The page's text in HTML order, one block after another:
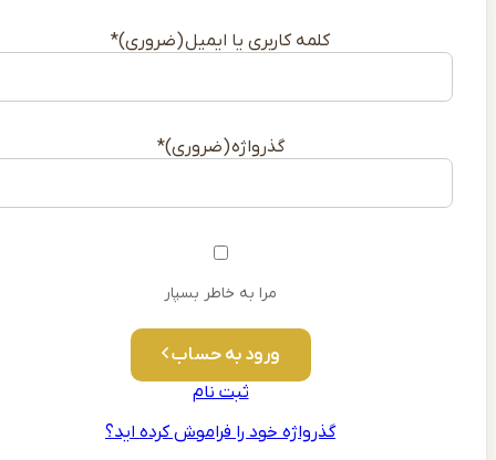
کلمه کاربری یا ایمیل *
*
مرا به خاطر بسپار
ورود به حساب
گذرواژه خود را فراموش کرده اید؟